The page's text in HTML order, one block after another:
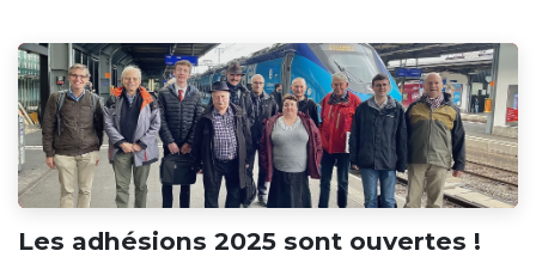
Les adhésions 2025 sont ouvertes !